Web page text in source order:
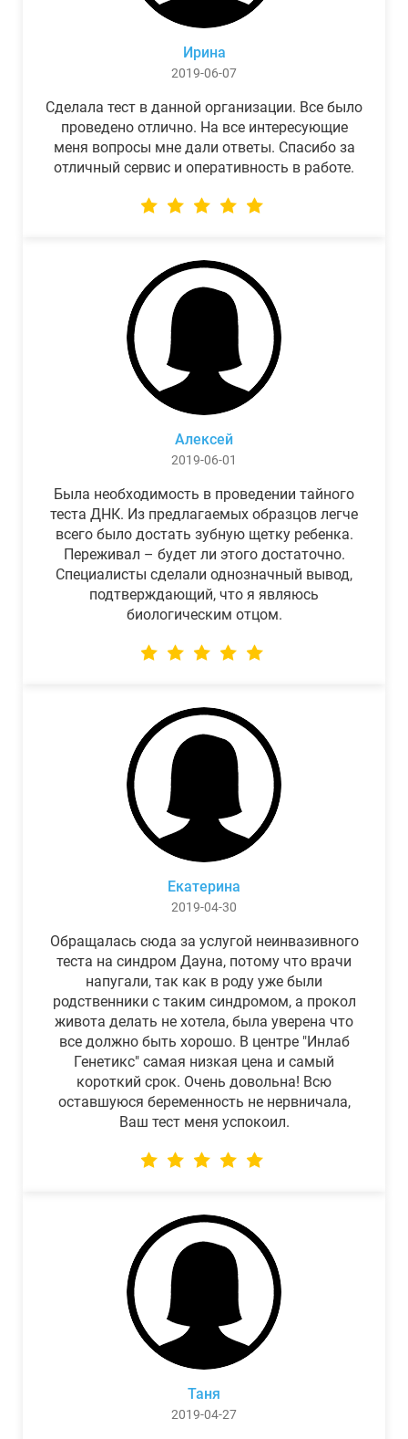
Ирина
2019-06-07
Сделала тест в данной организации. Все было
проведено отлично. На все интересующие
меня вопросы мне дали ответы. Спасибо за
отличный сервис и оперативность в работе.
Алексей
2019-06-01
Была необходимость в проведении тайного
теста ДНК. Из предлагаемых образцов легче
всего было достать зубную щетку ребенка.
Переживал – будет ли этого достаточно.
Специалисты сделали однозначный вывод,
подтверждающий, что я являюсь
биологическим отцом.
Екатерина
2019-04-30
Обращалась сюда за услугой неинвазивного
теста на синдром Дауна, потому что врачи
напугали, так как в роду уже были
родственники с таким синдромом, а прокол
живота делать не хотела, была уверена что
все должно быть хорошо. В центре "Инлаб
Генетикс" самая низкая цена и самый
короткий срок. Очень довольна! Всю
оставшуюся беременность не нервничала,
Ваш тест меня успокоил.
Таня
2019-04-27